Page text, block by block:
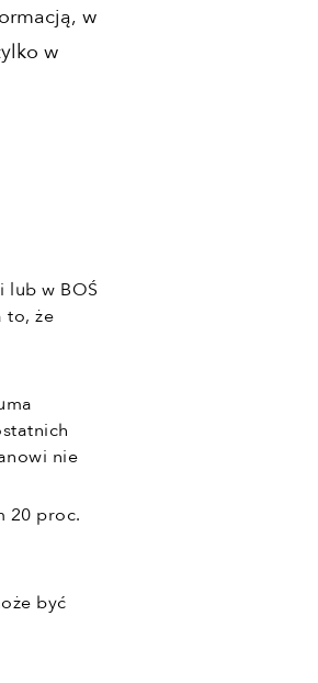
w
w
lub w BOŚ
to, że
nie
20 proc.
być